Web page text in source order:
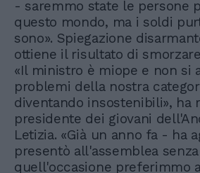
- saremmo state le persone
questo mondo, ma i soldi
sono». Spiegazione
ottiene il risultato di
«Il ministro è miope e non si
problemi della nostra
diventando insostenibili», ha
presidente dei giovani
Letizia. «Già un anno fa - ha
presentò all'assemblea
quell'occasione preferimmo